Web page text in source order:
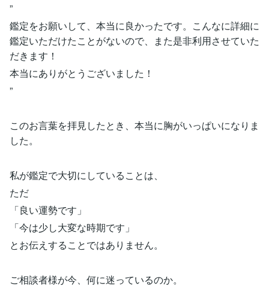
”
鑑定をお願いして、本当に良かったです。こんなに詳細に
鑑定いただけたことがないので、また是非利用させていた
だきます！
本当にありがとうございました！
”
このお言葉を拝見したとき、本当に胸がいっぱいになりま
した。
私が鑑定で大切にしていることは、
ただ
「良い運勢です」
「今は少し大変な時期です」
とお伝えすることではありません。
ご相談者様が今、何に迷っているのか。